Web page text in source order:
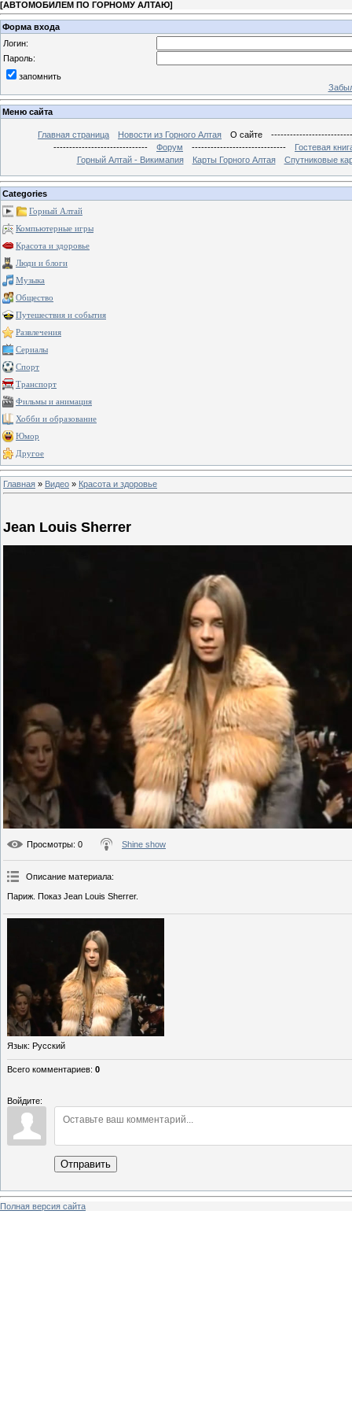
[АВТОМОБИЛЕМ ПО ГОРНОМУ АЛТАЮ]
Форма входа
Логин:
Пароль:
запомнить
Меню сайта
Главная страница Новости из Горного Алтая О сайте
------------------------------
Форум ------------------------------
Гостевая
Горный Алтай - Викимапия
Карты Горного Алтая Спутниковые
Categories
Горный Алтай
Компьютерные игры
Красота и здоровье
Люди и блоги
Музыка
Общество
Путешествия и события
Развлечения
Сериалы
Спорт
Транспорт
Фильмы и анимация
Хобби и образование
Юмор
Другое
Главная » Видео » Красота и здоровье
Jean Louis Sherrer
Просмотры: 0 Shine show
Описание материала:
Париж. Показ Jean Louis Sherrer.
Язык: Русский
Всего комментариев: 0
Войдите:
Отправить
Полная версия сайта